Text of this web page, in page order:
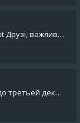
Звіти пишіть роботу @oceanfishbotbot Друзі, важливе повідомлення для учасників форума. Основне звернення опублікован
Доменное имя KIEV-X.COM продлено до третьей декады августа 2027 года! Спасибо всем анонимным пользователям, которые по